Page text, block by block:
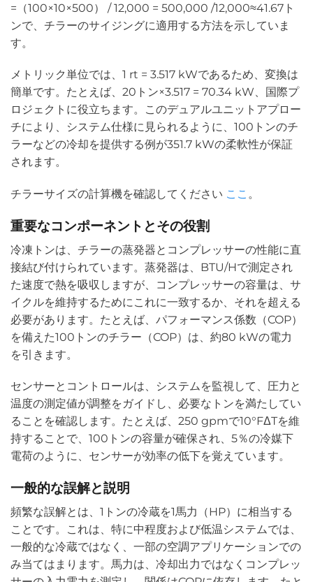
=（100×10×500） / 12,000 = 500,000 /12,000≈41.67ト
ンで、チラーのサイジングに適用する方法を示していま
す。
メトリック単位では、1 rt = 3.517 kWであるため、変換は
簡単です。たとえば、20トン×3.517 = 70.34 kW、国際プ
ロジェクトに役立ちます。このデュアルユニットアプロー
チにより、システム仕様に見られるように、100トンのチ
ラーなどの冷却を提供する例が351.7 kWの柔軟性が保証
されます。
チラーサイズの計算機を確認してください ここ 。
重要なコンポーネントとその役割
冷凍トンは、チラーの蒸発器とコンプレッサーの性能に直
接結び付けられています。蒸発器は、BTU/Hで測定され
た速度で熱を吸収しますが、コンプレッサーの容量は、サ
イクルを維持するためにこれに一致するか、それを超える
必要があります。たとえば、パフォーマンス係数（COP）
を備えた100トンのチラー（COP）は、約80 kWの電力
を引きます。
センサーとコントロールは、システムを監視して、圧力と
温度の測定値が調整をガイドし、必要なトンを満たしてい
ることを確認します。たとえば、250 gpmで10°FΔTを維
持することで、100トンの容量が確保され、5％の冷媒下
電荷のように、センサーが効率の低下を覚えています。
一般的な誤解と説明
頻繁な誤解とは、1トンの冷蔵を1馬力（HP）に相当する
ことです。これは、特に中程度および低温システムでは、
一般的な冷蔵ではなく、一部の空調アプリケーションでの
み当てはまります。馬力は、冷却出力ではなくコンプレッ